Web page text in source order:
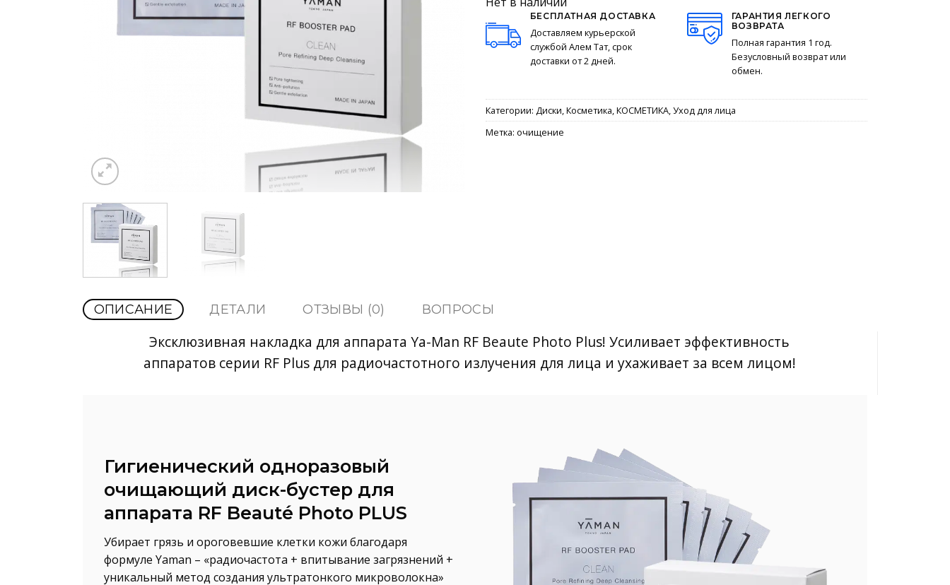
БЕСПЛАТНАЯ ДОСТАВКА
Доставляем курьерской
службой Алем Тат, срок
доставки от 2 дней.
ГАРАНТИЯ ЛЕГКОГО
ВОЗВРАТА
Полная гарантия 1 год.
Безусловный возврат или
обмен.
Категории: Диски Косметика КОСМЕТИКА Уход для лица
Метка: очищение
ОПИСАНИЕ ДЕТАЛИ ОТЗЫВЫ (0) ВОПРОСЫ
Эксклюзивная накладка для аппарата Ya-Man RF Beaute Photo Plus! Усиливает эффективность
аппаратов серии RF Plus для радиочастотного излучения для лица и ухаживает за всем лицом!
Гигиенический одноразовый
очищающий диск-бустер для
аппарата RF Beauté Photo PLUS
Убирает грязь и ороговевшие клетки кожи благодаря
формуле Yaman – «радиочастота + впитывание загрязнений +
уникальный метод создания ультратонкого микроволокна»